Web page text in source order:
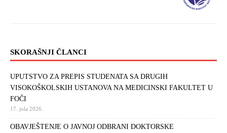
SKORAŠNJI ČLANCI
UPUTSTVO ZA PREPIS STUDENATA SA DRUGIH
VISOKOŠKOLSKIH USTANOVA NA MEDICINSKI FAKULTET U
FOČI
17. jula 2026.
OBAVJEŠTENJE O JAVNOJ ODBRANI DOKTORSKE